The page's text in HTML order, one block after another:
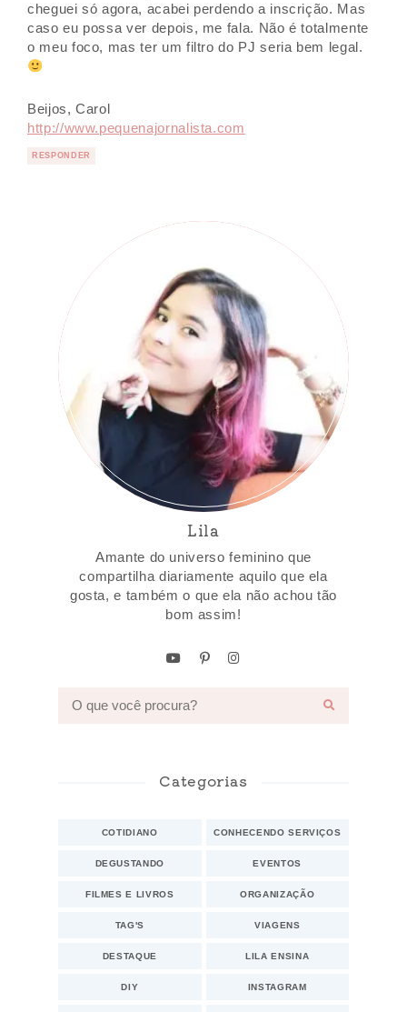
cheguei só agora, acabei perdendo a inscrição. Mas
caso eu possa ver depois, me fala. Não é totalmente
o meu foco, mas ter um filtro do PJ seria bem legal.
Beijos, Carol
http://www.pequenajornalista.com
RESPONDER
Lila
Amante do universo feminino que
compartilha diariamente aquilo que ela
gosta, e também o que ela não achou tão
bom assim!
Categorias
COTIDIANO CONHECENDO SERVIÇOS
DEGUSTANDO EVENTOS
FILMES E LIVROS ORGANIZAÇÃO
TAG'S VIAGENS
DESTAQUE LILA ENSINA
DIY INSTAGRAM